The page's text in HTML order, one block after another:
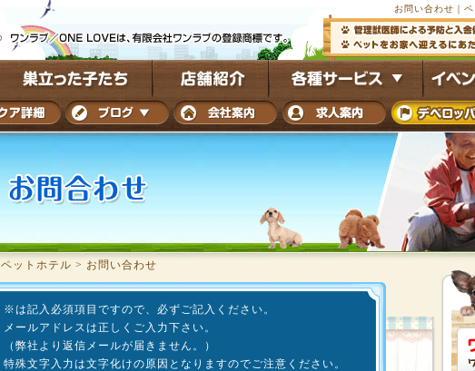
お問い合わせ｜
ペットホテル > お問い合わせ
※は記入必須項目ですので、必ずご記入ください。
メールアドレスは正しくご入力下さい。
（弊社より返信メールが届きません。）
特殊文字入力は文字化けの原因となりますのでご注意ください。